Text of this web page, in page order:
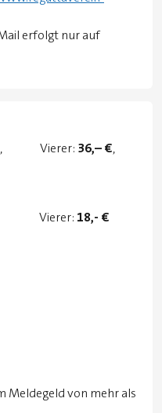
erfolgt nur auf
, Vierer: 36,– €,
Vierer: 18,- €
Meldegeld von mehr als